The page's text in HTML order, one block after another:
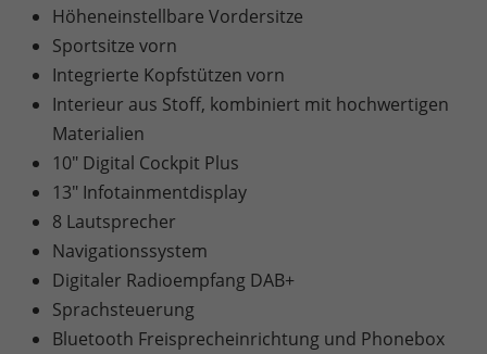
Höheneinstellbare Vordersitze
Sportsitze vorn
Integrierte Kopfstützen vorn
Interieur aus Stoff, kombiniert mit hochwertigen
Materialien
10" Digital Cockpit Plus
13" Infotainmentdisplay
8 Lautsprecher
Navigationssystem
Digitaler Radioempfang DAB+
Sprachsteuerung
Bluetooth Freisprecheinrichtung und Phonebox